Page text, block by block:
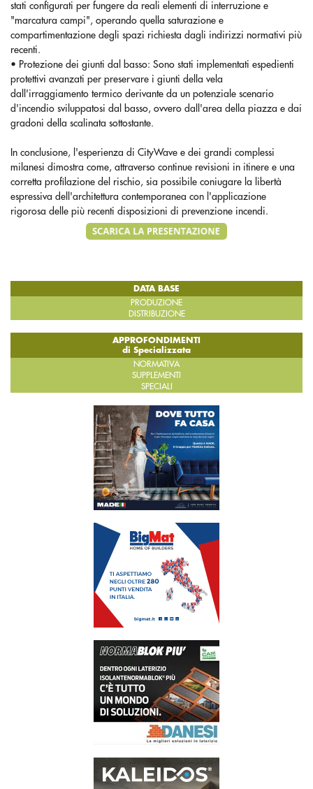
stati configurati per fungere da reali elementi di interruzione e
"marcatura campi", operando quella saturazione e
compartimentazione degli spazi richiesta dagli indirizzi normativi più
recenti.
• Protezione dei giunti dal basso: Sono stati implementati espedienti
protettivi avanzati per preservare i giunti della vela
dall'irraggiamento termico derivante da un potenziale scenario
d'incendio sviluppatosi dal basso, ovvero dall'area della piazza e dai
gradoni della scalinata sottostante.
In conclusione, l'esperienza di CityWave e dei grandi complessi
milanesi dimostra come, attraverso continue revisioni in itinere e una
corretta profilazione del rischio, sia possibile coniugare la libertà
espressiva dell'architettura contemporanea con l'applicazione
rigorosa delle più recenti disposizioni di prevenzione incendi.
DATA BASE
PRODUZIONE
DISTRIBUZIONE
APPROFONDIMENTI
di Specializzata
NORMATIVA
SUPPLEMENTI
SPECIALI